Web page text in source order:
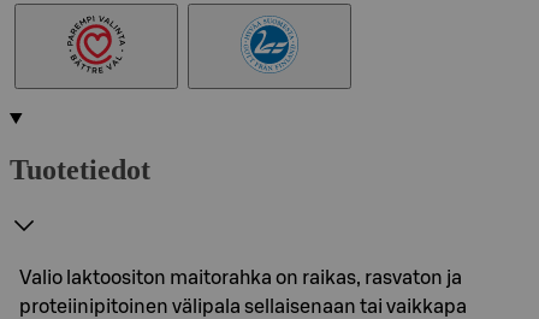
Tuotetiedot
Valio laktoositon maitorahka on raikas, rasvaton ja
proteiinipitoinen välipala sellaisenaan tai vaikkapa